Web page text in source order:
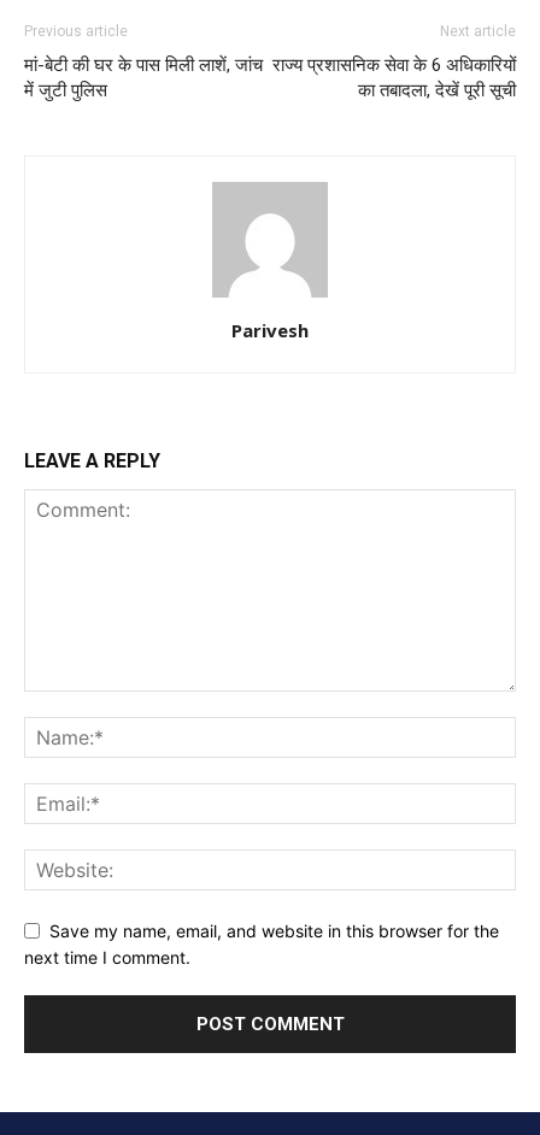
Previous article
मां-बेटी की घर के पास मिली लाशें, जांच
में जुटी पुलिस
Next article
राज्य प्रशासनिक सेवा के 6 अधिकारियों
का तबादला, देखें पूरी सूची
Parivesh
LEAVE A REPLY
Save my name, email, and website in this browser for the
next time I comment.